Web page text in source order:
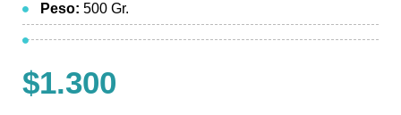
Peso: 500 Gr.
$1.300